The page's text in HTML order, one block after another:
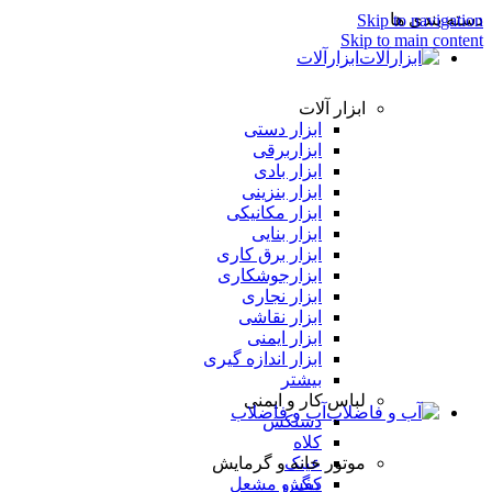
Skip to navigation
Skip to main content
دسته بندی ها
ابزارآلات
ابزار آلات
ابزار دستی
ابزاربرقی
ابزار بادی
ابزار بنزینی
ابزار مکانیکی
ابزار بنایی
ابزار برق کاری
ابزارجوشکاری
ابزار نجاری
ابزار نقاشی
ابزار ایمنی
ابزار اندازه گیری
بیشتر
لباس کار و ایمنی
دستکش
کلاه
عینک
کفش
آب و فاضلاب
موتور خانه و گرمایش
دیگ و مشعل